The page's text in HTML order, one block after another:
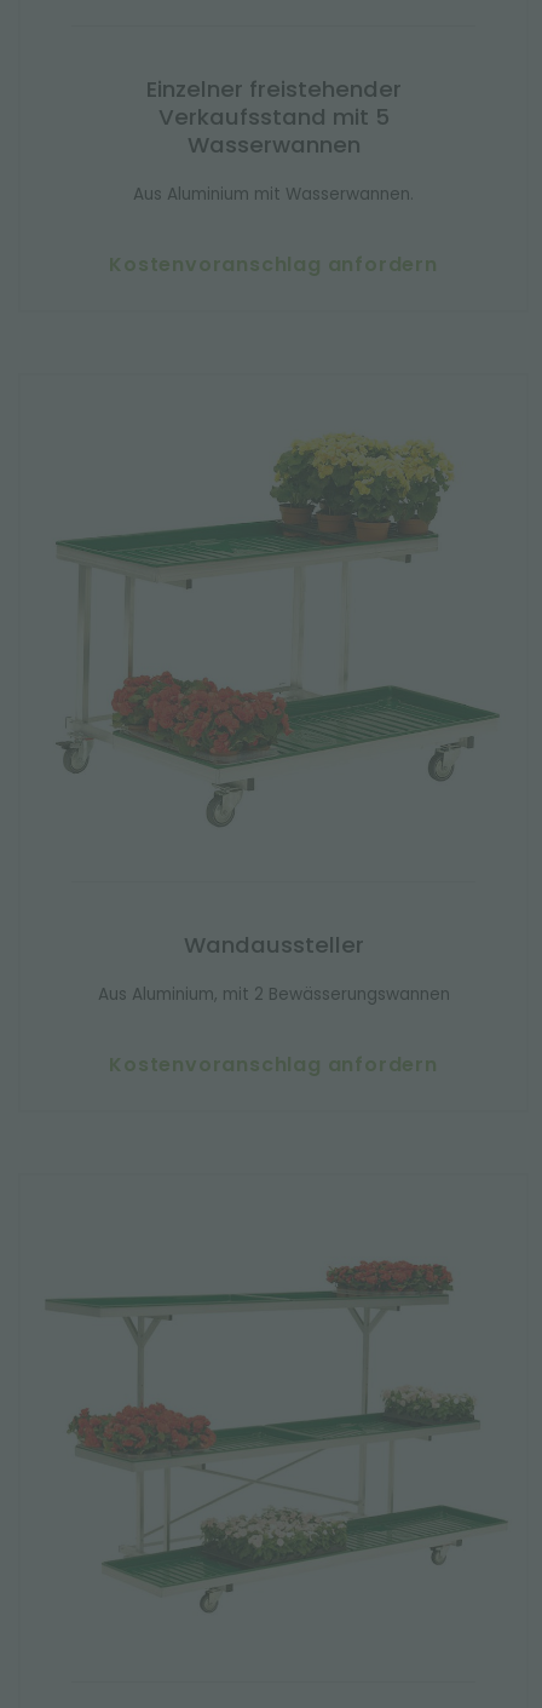
Einzelner freistehender
Verkaufsstand mit 5
Wasserwannen
Aus Aluminium mit Wasserwannen.
Kostenvoranschlag anfordern
Wandaussteller
Aus Aluminium, mit 2 Bewässerungswannen
Kostenvoranschlag anfordern